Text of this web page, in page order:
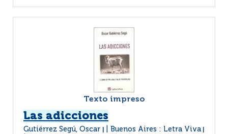
Texto impreso
Las adicciones
Gutiérrez Segú, Oscar Buenos Aires : Letra Viva